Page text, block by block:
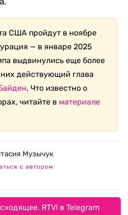
США пройдут в ноябре
— в январе 2025
выдвинулись еще более
действующий глава
. Что известно о
читайте в материале
Музычук
с автором
RTVI в Telegram